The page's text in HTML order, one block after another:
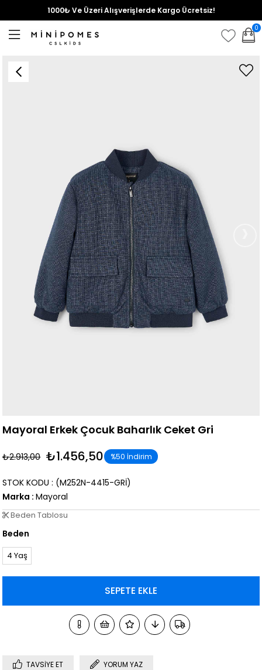
1000₺ Ve Üzeri Alışverişlerde Kargo Ücretsiz!
0
Mayoral Erkek Çocuk Baharlık Ceket Gri
₺2.913,00 ₺1.456,50 %50 İndirim
(M252N-4415-GRİ)
STOK KODU
Marka : Mayoral
Beden Tablosu
Beden
4 Yaş
TAVSIYE ET YORUM YAZ